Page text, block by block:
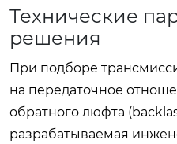
Технические
решения
При подборе
на передаточное
обратного люфта
разрабатываемая